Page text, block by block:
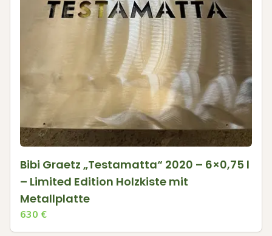
Bibi Graetz „Testamatta“ 2020 – 6×0,75 l
– Limited Edition Holzkiste mit
Metallplatte
630 €